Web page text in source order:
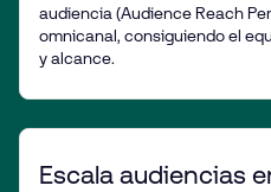
audiencia (Audience Reach
omnicanal, consiguiendo el
y alcance.
Escala audiencias